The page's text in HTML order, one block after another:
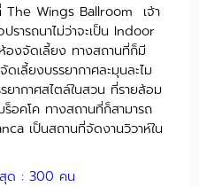
The Wings Ballroom เจ้า
ปรารถนาไม่ว่าจะเป็น Indoor
งจัดเลี้ยง ทางสถานที่ก็มี
ลี้ยงบรรยากาศละมุนละไม
ากาศสไตล์ในสวน ที่รายล้อม
อคโค ทางสถานที่ก็สามารถ
เป็นสถานที่จัดงานวิวาห์ใน
ด : 300 คน